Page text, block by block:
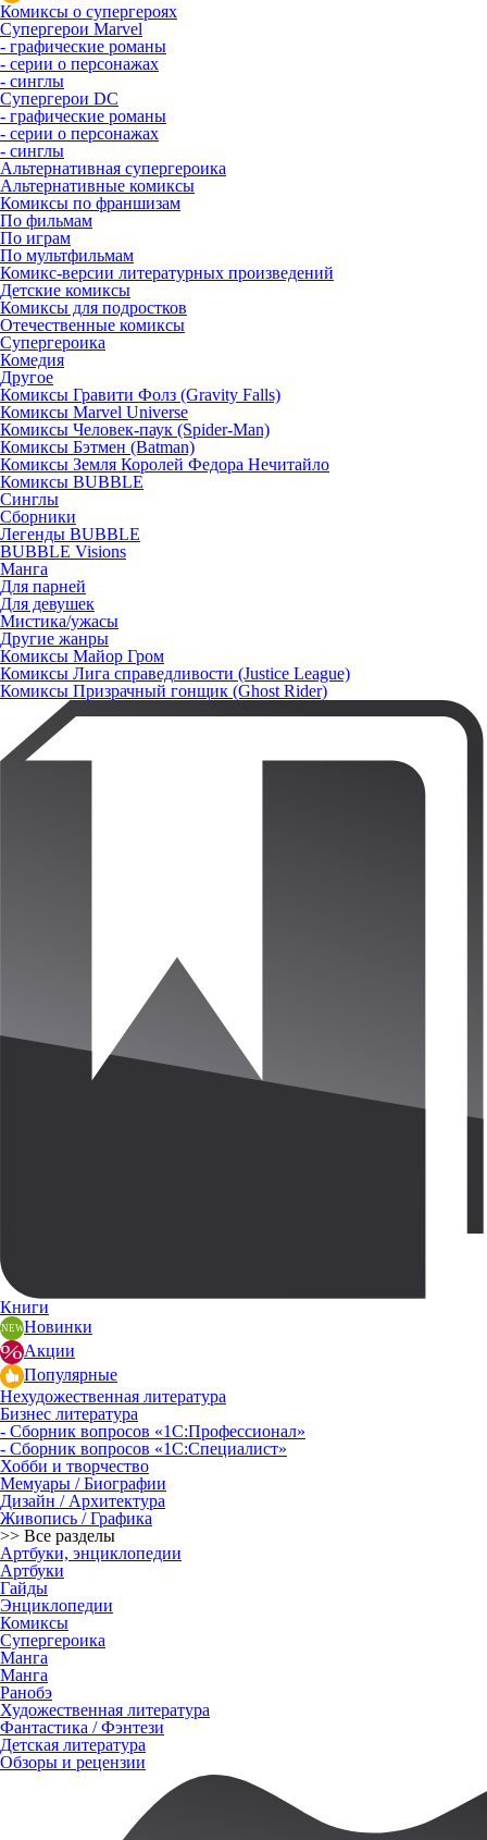
Комиксы о супергероях
Супергерои Marvel
- графические романы
- серии о персонажах
- синглы
Супергерои DC
- графические романы
- серии о персонажах
- синглы
Альтернативная супергероика
Альтернативные комиксы
Комиксы по франшизам
По фильмам
По играм
По мультфильмам
Комикс-версии литературных произведений
Детские комиксы
Комиксы для подростков
Отечественные комиксы
Супергероика
Комедия
Другое
Комиксы Гравити Фолз (Gravity Falls)
Комиксы Marvel Universe
Комиксы Человек-паук (Spider-Man)
Комиксы Бэтмен (Batman)
Комиксы Земля Королей Федора Нечитайло
Комиксы BUBBLE
Синглы
Сборники
Легенды BUBBLE
BUBBLE Visions
Манга
Для парней
Для девушек
Мистика/ужасы
Другие жанры
Комиксы Майор Гром
Комиксы Лига справедливости (Justice League)
Комиксы Призрачный гонщик (Ghost Rider)
Книги
Новинки
Акции
Популярные
Нехудожественная литература
Бизнес литература
- Сборник вопросов «1С:Профессионал»
- Сборник вопросов «1С:Специалист»
Хобби и творчество
Мемуары / Биографии
Дизайн / Архитектура
Живопись / Графика
>> Все разделы
Артбуки, энциклопедии
Артбуки
Гайды
Энциклопедии
Комиксы
Супергероика
Манга
Манга
Ранобэ
Художественная литература
Фантастика / Фэнтези
Детская литература
Обзоры и рецензии